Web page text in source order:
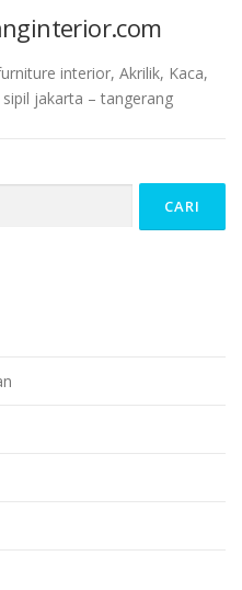
interior, Akrilik, Kaca,
jakarta – tangerang